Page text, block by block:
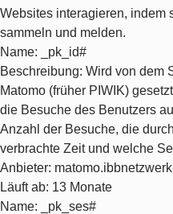
Websites interagieren, indem
sammeln und melden.
Name: _pk_id#
Beschreibung: Wird von dem
Matomo (früher PIWIK)
die Besuche des Benutzers
Anzahl der Besuche, die
verbrachte Zeit und welche
Anbieter:
Läuft ab: 13 Monate
Name: _pk_ses#